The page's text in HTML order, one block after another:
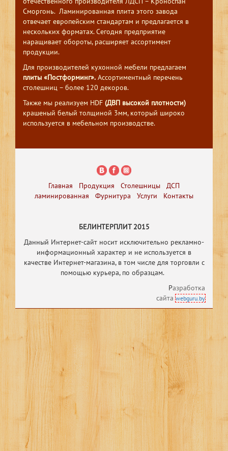
Сморгонь. Ламинированная плита этого завода
отвечает европейским стандартам и предлагается в
нескольких форматах. Сегодня предприятие
наращивает обороты, расширяет ассортимент
продукции.
Для производителей кухонной мебели предлагаем
плиты «Постформинг». Ассортиментный перечень
столешниц – более 120 декоров.
Также мы реализуем HDF (ДВП высокой плотности)
крашеный белый толщиной 3мм, который широко
используется в мебельном производстве.
Главная Продукция Столешницы
ДСП
ламинированная
Фурнитура Услуги Контакты
БЕЛИНТЕРПЛИТ 2015
Данный Интернет-сайт носит исключительно рекламно-
информационный характер и не используется в
качестве Интернет-магазина, в том числе для торговли с
помощью курьера, по образцам.
Разработка
сайтаwebguru.by